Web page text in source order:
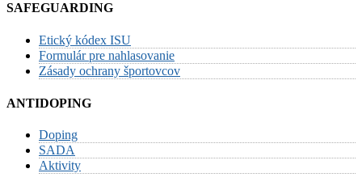
SAFEGUARDING
Etický kódex ISU
Formulár pre nahlasovanie
Zásady ochrany športovcov
ANTIDOPING
Doping
SADA
Aktivity